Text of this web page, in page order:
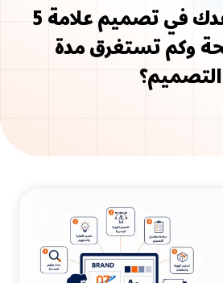
5 خطوات تساعدك في تصميم علامة
وكم تستغرق مدة
التصميم؟